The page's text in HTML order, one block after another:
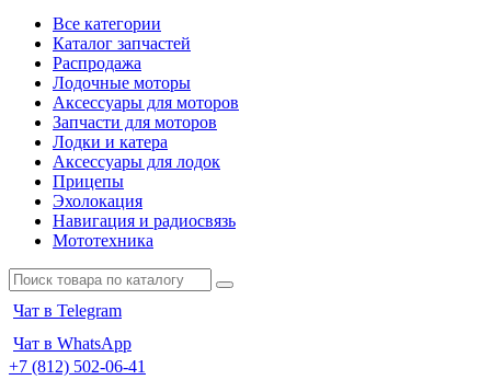
Все категории
Каталог запчастей
Распродажа
Лодочные моторы
Аксессуары для моторов
Запчасти для моторов
Лодки и катера
Аксессуары для лодок
Прицепы
Эхолокация
Навигация и радиосвязь
Мототехника
Чат в Telegram
Чат в WhatsApp
+7 (812) 502-06-41